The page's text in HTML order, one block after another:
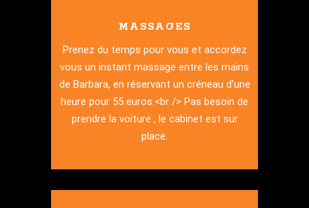
MASSAGES
Prenez du temps pour vous et accordez
vous un instant massage entre les mains
de Barbara, en réservant un créneau d'une
heure pour 55 euros.<br /> Pas besoin de
prendre la voiture , le cabinet est sur
place.